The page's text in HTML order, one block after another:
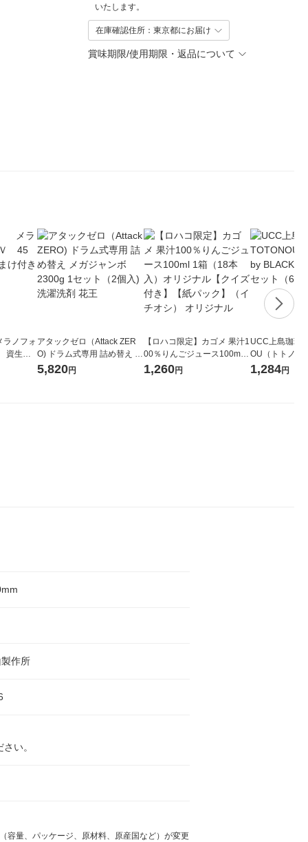
いたします。
在庫確認住所：東京都にお届け
賞味期限/使用期限・返品について
ノフォ
資生
アタックゼロ（Attack ZER
O) ドラム式専用 詰め替え メ
ガジャンボ 2300g 1セット
5,820円
【ロハコ限定】カゴメ 果汁1
00％りんごジュース100ml 1
箱（18本入）オリジナル
1,260円
UCC上島珈琲
OU（トトノウ
無糖 500ml 1
1,284円
作所
い。
容量、パッケージ、原材料、原産国など）が変更